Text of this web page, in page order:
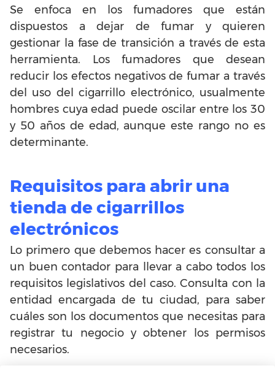
Se enfoca en los fumadores que están
dispuestos a dejar de fumar y quieren
gestionar la fase de transición a través de esta
herramienta. Los fumadores que desean
reducir los efectos negativos de fumar a través
del uso del cigarrillo electrónico, usualmente
hombres cuya edad puede oscilar entre los 30
y 50 años de edad, aunque este rango no es
determinante.
Requisitos para abrir una
tienda de cigarrillos
electrónicos
Lo primero que debemos hacer es consultar a
un buen contador para llevar a cabo todos los
requisitos legislativos del caso. Consulta con la
entidad encargada de tu ciudad, para saber
cuáles son los documentos que necesitas para
registrar tu negocio y obtener los permisos
necesarios.